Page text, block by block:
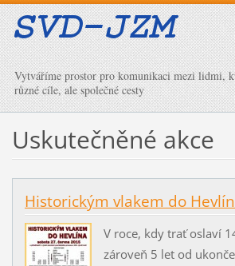
Vytváříme prostor pro komunikaci mezi lidmi,
různé cíle, ale společné cesty
Uskutečněné akce
Historickým vlakem do
V roce, kdy trať oslaví
zároveň 5 let od